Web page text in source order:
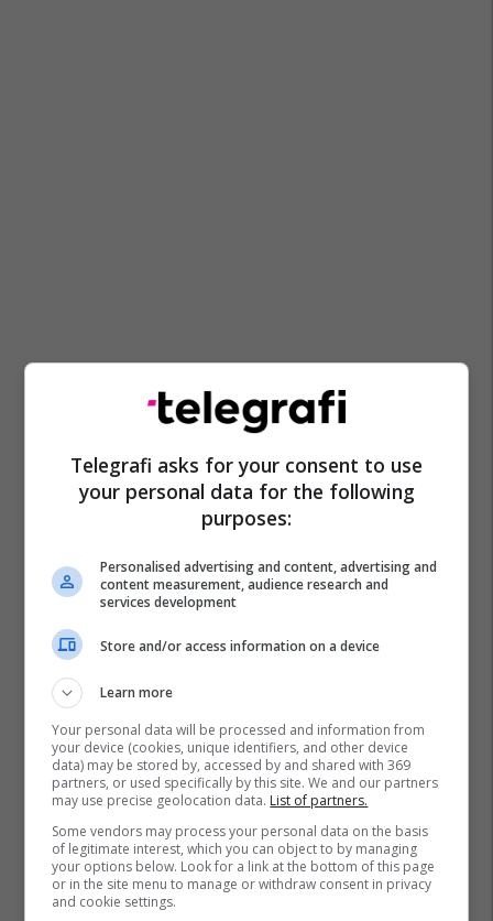
Telegrafi asks for your consent to use
your personal data for the following
purposes:
Personalised advertising and content, advertising and
content measurement, audience research and
services development
Store and/or access information on a device
Learn more
Your personal data will be processed and information from
your device (cookies, unique identifiers, and other device
data) may be stored by, accessed by and shared with 369
partners, or used specifically by this site. We and our partners
may use precise geolocation data. List of partners.
Some vendors may process your personal data on the basis
of legitimate interest, which you can object to by managing
your options below. Look for a link at the bottom of this page
or in the site menu to manage or withdraw consent in privacy
and cookie settings.